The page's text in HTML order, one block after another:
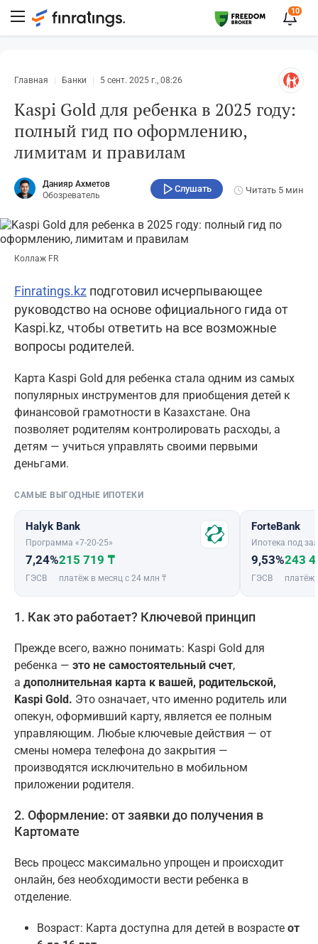
10
Главная Банки 5 сент. 2025 г., 08:26
Kaspi Gold для ребенка в 2025 году:
полный гид по оформлению,
лимитам и правилам
Данияр Ахметов
Обозреватель
Слушать Читать 5 мин
Коллаж FR
Finratings.kz подготовил исчерпывающее
руководство на основе официального гида от
Kaspi.kz, чтобы ответить на все возможные
вопросы родителей.
Карта Kaspi Gold для ребенка стала одним из самых
популярных инструментов для приобщения детей к
финансовой грамотности в Казахстане. Она
позволяет родителям контролировать расходы, а
детям — учиться управлять своими первыми
деньгами.
САМЫЕ ВЫГОДНЫЕ ИПОТЕКИ
Halyk Bank
Программа «7-20-25»
7,24%
ГЭСВ
215 719 ₸
платёж в месяц с 24 млн ₸
ForteBank
Ипотека под
9,53%
ГЭСВ
243
платёж
1. Как это работает? Ключевой принцип
Прежде всего, важно понимать: Kaspi Gold для
ребенка — это не самостоятельный счет,
а дополнительная карта к вашей, родительской,
Kaspi Gold. Это означает, что именно родитель или
опекун, оформивший карту, является ее полным
управляющим. Любые ключевые действия — от
смены номера телефона до закрытия —
производятся исключительно в мобильном
приложении родителя.
2. Оформление: от заявки до получения в
Картомате
Весь процесс максимально упрощен и происходит
онлайн, без необходимости вести ребенка в
отделение.
Возраст: Карта доступна для детей в возрасте от